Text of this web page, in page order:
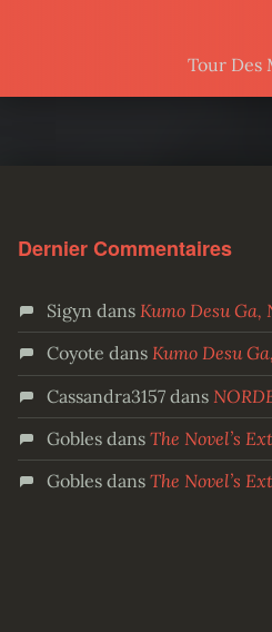
Tour Des
Dernier Commentaires
Sigyn dans Kumo Desu Ga,
Coyote dans Kumo Desu
Cassandra3157dans
Goblesdans The Novel’s
Goblesdans The Novel’s